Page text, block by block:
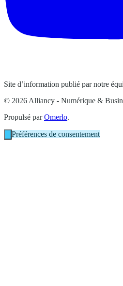
Site d’information publié par notre
© 2026 Alliancy - Numérique &
Propulsé parOmerlo.
Préférences de consentement